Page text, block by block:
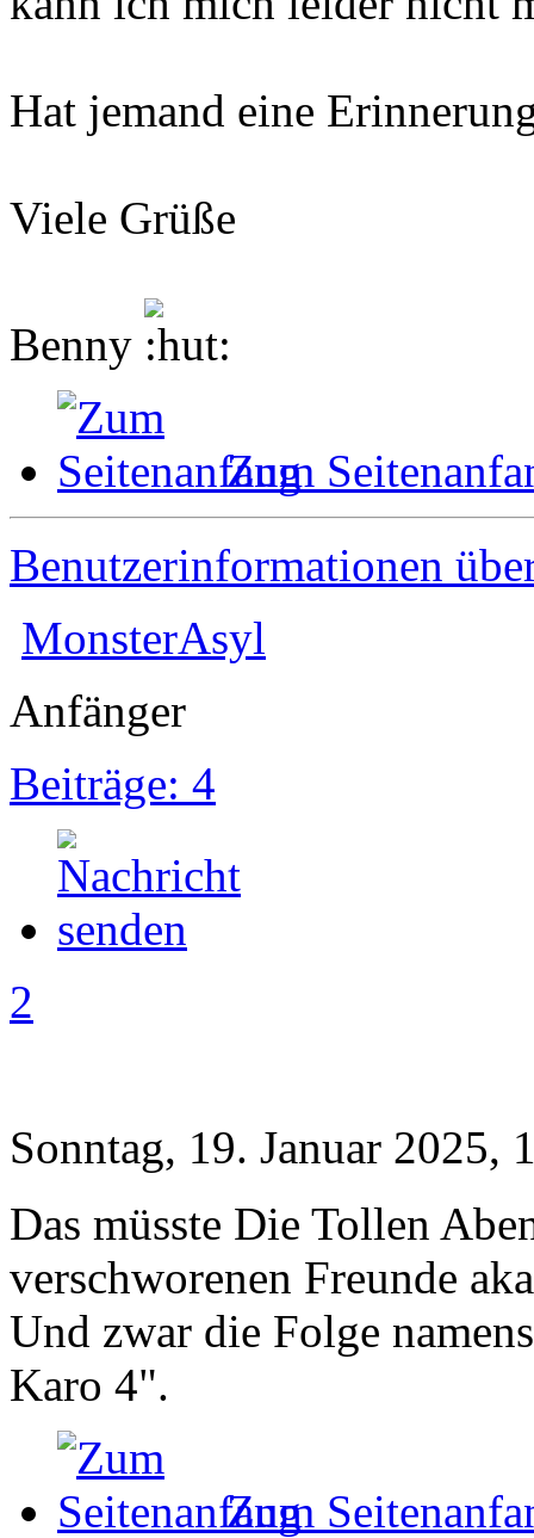
Hat jemand eine
Viele Grüße
Benny
Zum
Benutzerinformationen
MonsterAsyl
Anfänger
Beiträge: 4
2
Sonntag, 19. Januar 2025,
Das müsste Die Tollen
verschworenen Freunde
Und zwar die Folge
Karo 4".
Zum